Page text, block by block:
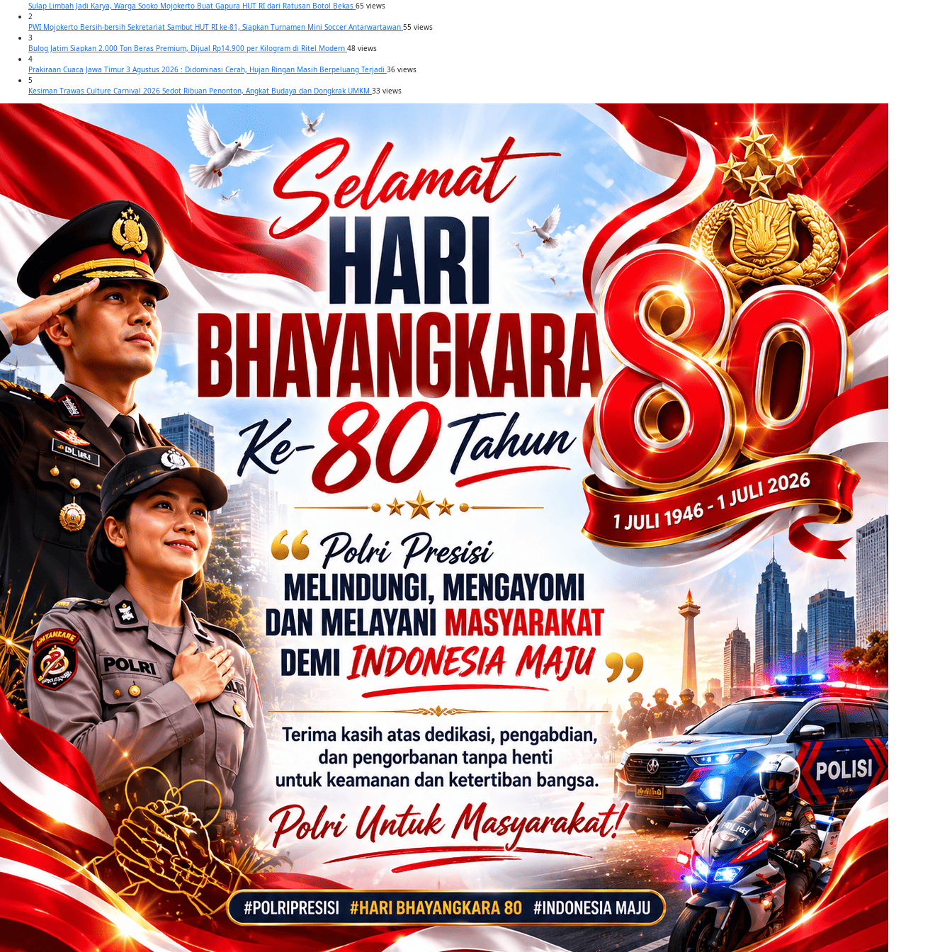
Sulap Limbah Jadi Karya, Warga Sooko Mojokerto Buat Gapura HUT RI dari Ratusan Botol Bekas 65 views
2
PWI Mojokerto Bersih-bersih Sekretariat Sambut HUT RI ke-81, Siapkan Turnamen Mini Soccer Antarwartawan 55 views
3
Bulog Jatim Siapkan 2.000 Ton Beras Premium, Dijual Rp14.900 per Kilogram di Ritel Modern 48 views
4
Prakiraan Cuaca Jawa Timur 3 Agustus 2026 : Didominasi Cerah, Hujan Ringan Masih Berpeluang Terjadi 36 views
5
Kesiman Trawas Culture Carnival 2026 Sedot Ribuan Penonton, Angkat Budaya dan Dongkrak UMKM 33 views